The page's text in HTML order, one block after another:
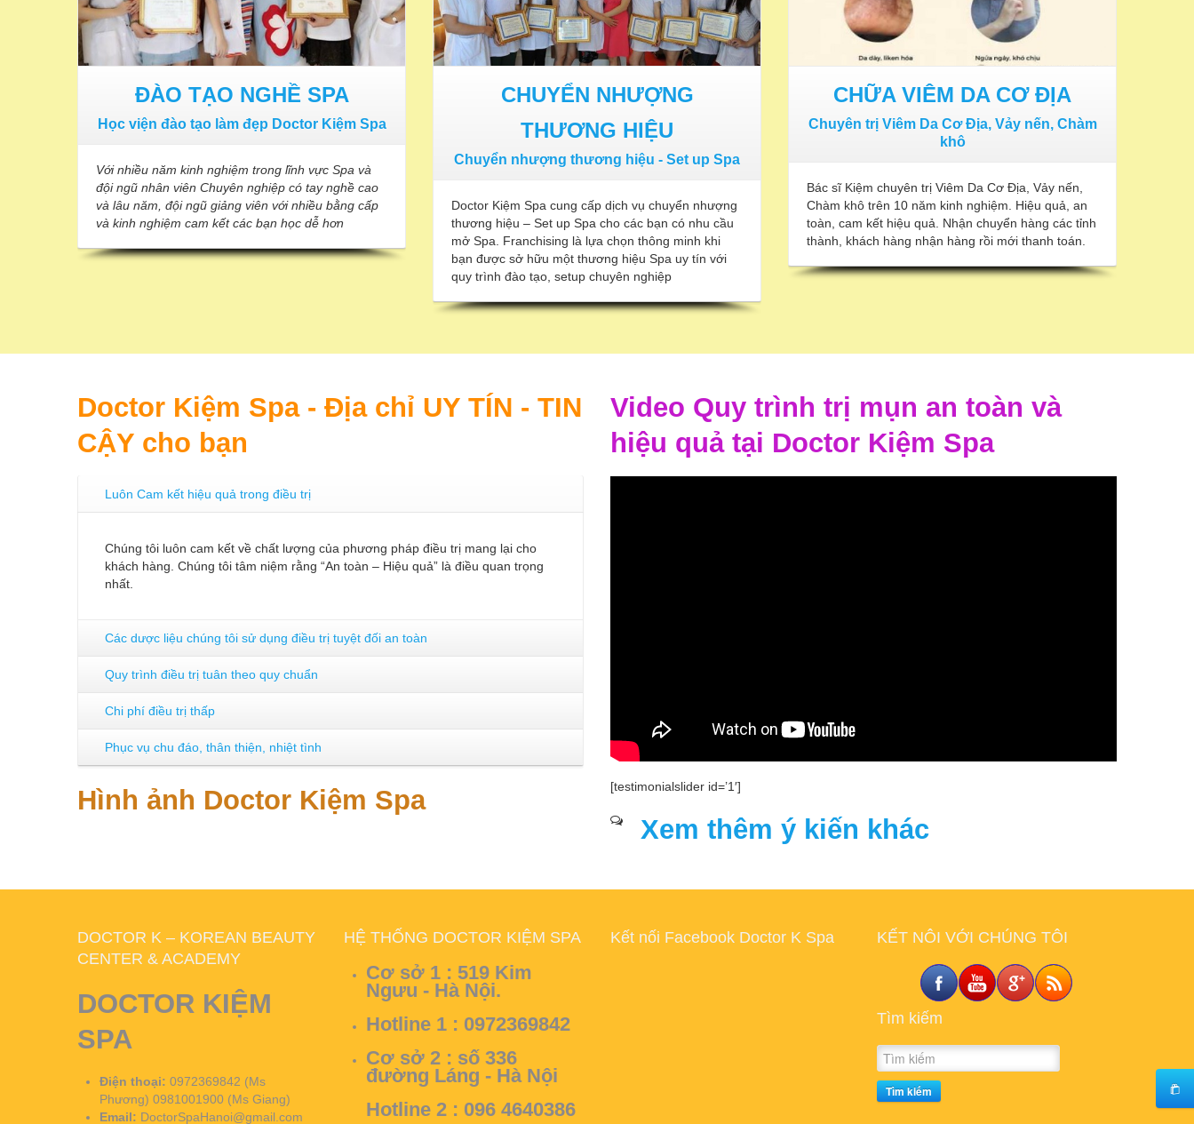
ĐÀO TẠO NGHỀ SPA
Học viện đào tạo làm đẹp Doctor Kiệm Spa
Với nhiều năm kinh nghiệm trong lĩnh vực Spa và
đội ngũ nhân viên Chuyên nghiệp có tay nghề cao
và lâu năm, đội ngũ giảng viên với nhiều bằng cấp
và kinh nghiệm cam kết các bạn học dễ hơn
CHUYỂN NHƯỢNG
THƯƠNG HIỆU
Chuyển nhượng thương hiệu - Set up Spa
Doctor Kiệm Spa cung cấp dịch vụ chuyển nhượng
thương hiệu – Set up Spa cho các bạn có nhu cầu
mở Spa. Franchising là lựa chọn thông minh khi
bạn được sở hữu một thương hiệu Spa uy tín với
quy trình đào tạo, setup chuyên nghiệp
CHỮA VIÊM DA CƠ ĐỊA
Chuyên trị Viêm Da Cơ Địa, Vảy nến, Chàm
khô
Bác sĩ Kiệm chuyên trị Viêm Da Cơ Địa, Vảy nến,
Chàm khô trên 10 năm kinh nghiệm. Hiệu quả, an
toàn, cam kết hiệu quả. Nhận chuyển hàng các tỉnh
thành, khách hàng nhận hàng rồi mới thanh toán.
Doctor Kiệm Spa - Địa chỉ UY TÍN - TIN
CẬY cho bạn
Luôn Cam kết hiệu quả trong điều trị
Chúng tôi luôn cam kết về chất lượng của phương pháp điều trị mang lại cho
khách hàng. Chúng tôi tâm niệm rằng “An toàn – Hiệu quả” là điều quan trọng
nhất.
Các dược liệu chúng tôi sử dụng điều trị tuyệt đối an toàn
Quy trình điều trị tuân theo quy chuẩn
Chi phí điều trị thấp
Phục vụ chu đáo, thân thiện, nhiệt tình
Hình ảnh Doctor Kiệm Spa
Video Quy trình trị mụn an toàn và
hiệu quả tại Doctor Kiệm Spa
[testimonialslider id=’1′]
Xem thêm ý kiến khác
DOCTOR K – KOREAN BEAUTY
CENTER & ACADEMY
DOCTOR KIỆM
SPA
Điện thoại: 0972369842 (Ms
Phương) 0981001900 (Ms Giang)
Email: DoctorSpaHanoi@gmail.com
HỆ THỐNG DOCTOR KIỆM SPA
Cơ sở 1 : 519 Kim
Ngưu - Hà Nội.
Hotline 1 : 0972369842
Cơ sở 2 : số 336
đường Láng - Hà Nội
Hotline 2 : 096 4640386
Kết nối Facebook Doctor K Spa KẾT NÔI VỚI CHÚNG TÔI
Tìm kiếm
Tìm kiếm